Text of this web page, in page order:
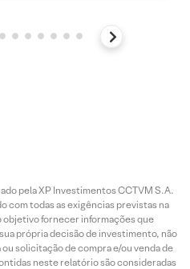
pela XP Investimentos CCTVM S.A.
com todas as exigências previstas na
fornecer informações que
própria decisão de investimento, não
solicitação de compra e/ou venda de
neste relatório são consideradas